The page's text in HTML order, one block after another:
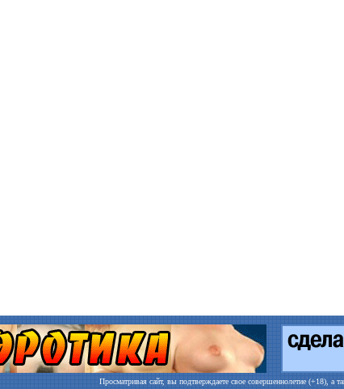
Просматривая сайт, вы подтверждаете свое совершеннолетие (+18), а